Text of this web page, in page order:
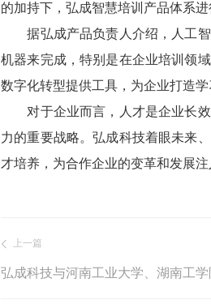
的加持下，弘成智慧培训产品体系进
据弘成产品负责人介绍，人工智
机器来完成，特别是在企业培训领
数字化转型提供工具，为企业打造学
对于企业而言，人才是企业长效
力的重要战略。弘成科技着眼未来
才培养，为合作企业的变革和发展注
上一篇